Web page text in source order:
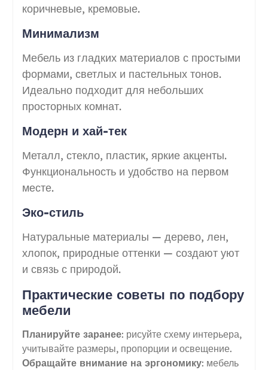
коричневые, кремовые.
Минимализм
Мебель из гладких материалов с простыми
формами, светлых и пастельных тонов.
Идеально подходит для небольших
просторных комнат.
Модерн и хай-тек
Металл, стекло, пластик, яркие акценты.
Функциональность и удобство на первом
месте.
Эко-стиль
Натуральные материалы — дерево, лен,
хлопок, природные оттенки — создают уют
и связь с природой.
Практические советы по подбору
мебели
Планируйте заранее: рисуйте схему интерьера,
учитывайте размеры, пропорции и освещение.
Обращайте внимание на эргономику: мебель